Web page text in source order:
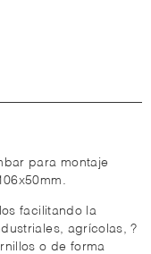
para montaje
facilitando la
agrícolas, ?
o de forma